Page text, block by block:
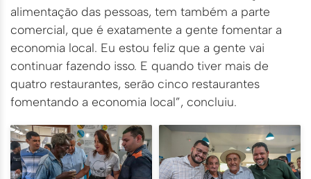
alimentação das pessoas, tem também a parte
comercial, que é exatamente a gente fomentar a
economia local. Eu estou feliz que a gente vai
continuar fazendo isso. E quando tiver mais de
quatro restaurantes, serão cinco restaurantes
fomentando a economia local”, concluiu.